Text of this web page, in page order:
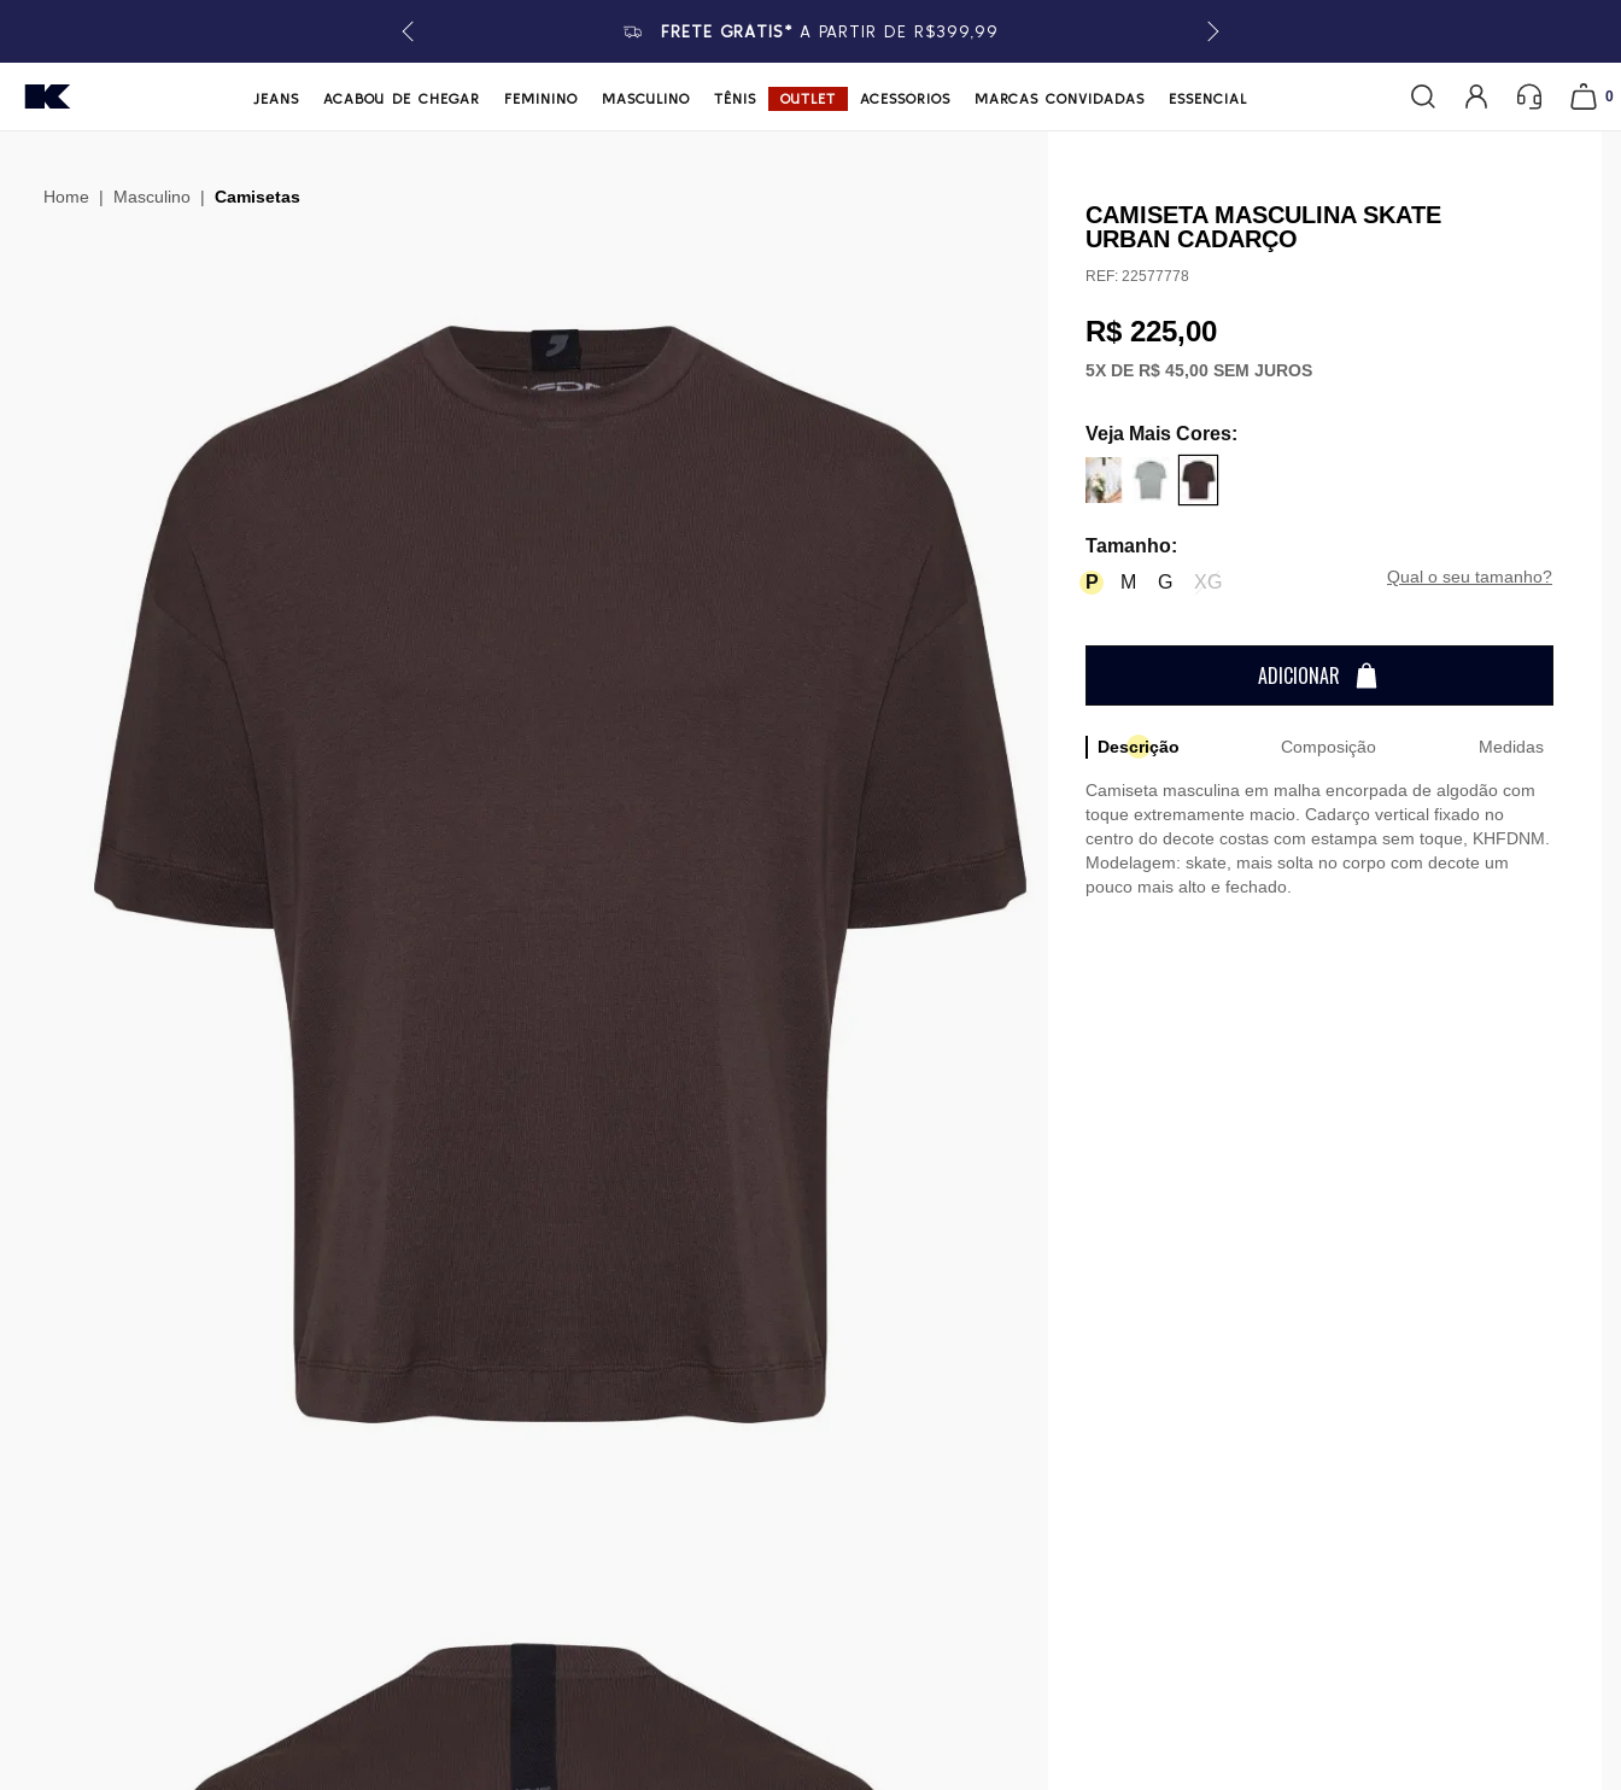
FRETE GRÁTIS* A PARTIR DE R$399,99
JEANS ACABOU DE CHEGAR FEMININO MASCULINO TÊNIS OUTLET ACESSÓRIOS MARCAS CONVIDADAS ESSENCIAL 0
Home | Masculino | Camisetas
CAMISETA MASCULINA SKATE
URBAN CADARÇO
REF: 22577778
R$ 225,00
5X DE R$ 45,00SEM JUROS
Veja Mais Cores:
Tamanho:
P
M G XG qual o seu tamanho?
ADICIONAR
Descrição Composição Medidas
Camiseta masculina em malha encorpada de algodão com
toque extremamente macio. Cadarço vertical fixado no
centro do decote costas com estampa sem toque, KHFDNM.
Modelagem: skate, mais solta no corpo com decote um
pouco mais alto e fechado.